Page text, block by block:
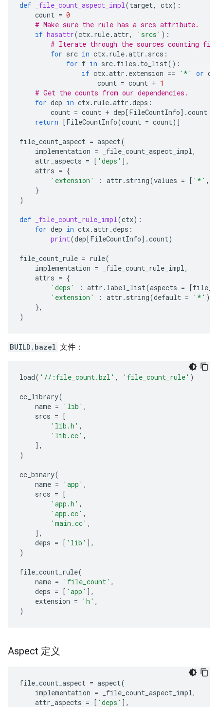
def _file_count_aspect_impl(target, ctx):
count = 0
# Make sure the rule has a srcs attribute.
if hasattr(ctx. rule.attr, 'srcs' ):
# Iterate through the sources counting
for src in ctx. rule.attr . srcs :
for f in src. files . to_list():
if ctx.attr . extension == '*' or
count = count + 1
# Get the counts from our dependencies.
for dep in ctx. rule.attr .deps :
count = count + dep [FileCountInfo] .count
return
[FileCountInfo(count = count)]
file_count_aspect = aspect(
implementation = _file_count_aspect_impl,
attr_aspects = [ 'deps' ],
attrs = {
'extension'
: attr . string(values = [ '*' ,
}
)
def _file_count_rule_impl(ctx):
for dep in ctx.attr .deps :
print(dep [FileCountInfo] .count)
file_count_rule = rule(
implementation = _file_count_rule_impl,
attrs = {
'deps'
: attr . label_list(aspects = [
'extension'
: attr . string(default = '*' ),
},
)
BUILD.bazel 文件：
load( '//:file_count.bzl' , 'file_count_rule' )
cc_library(
name = 'lib' ,
srcs =
[
'lib.h' ,
'lib.cc' ,
],
)
cc_binary(
name = 'app' ,
srcs =
[
'app.h' ,
'app.cc' ,
'main.cc' ,
],
deps = [ 'lib' ],
)
file_count_rule(
name = 'file_count' ,
deps = [ 'app' ],
extension = 'h' ,
)
Aspect 定义
file_count_aspect = aspect(
implementation = _file_count_aspect_impl,
attr_aspects = [ 'deps' ],